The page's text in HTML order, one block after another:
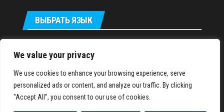
We value your privacy
We use cookies to enhance your browsing experience, serve
personalized ads or content, and analyze our traffic. By clicking
"Accept All", you consent to our use of cookies.
ВЫБРАТЬ ЯЗЫК
IronMuscles.org© 2018-2023